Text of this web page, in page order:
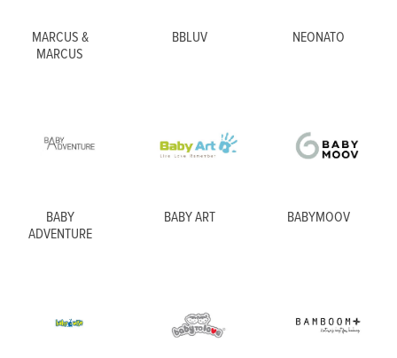
MARCUS &
MARCUS
BBLUV NEONATO
BABY
ADVENTURE
BABY ART BABYMOOV